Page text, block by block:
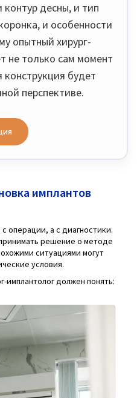
десны, и тип
и особенности
опытный хирург-
не только сам момент
конструкция будет
перспективе.
имплантов
операции, а с диагностики.
решение о методе
ситуациями могут
условия.
имплантолог должен понять: